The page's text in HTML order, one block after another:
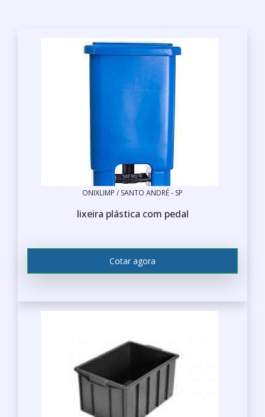
ONIXLIMP / SANTO ANDRÉ - SP
lixeira plástica com pedal
Cotar agora